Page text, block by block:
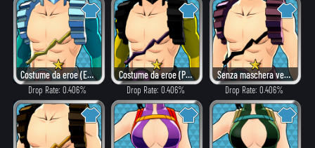
Costume da eroe (Elegante)
Drop Rate: 0.406%
Costume da eroe (Pericoloso)
Drop Rate: 0.406%
Senza maschera versione α (Villain)
Drop Rate: 0.406%